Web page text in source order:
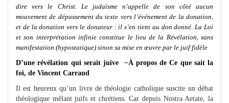
dire vers le Christ. Le judaïsme n’appelle de son côté aucun
mouvement de dépassement du texte vers l’événement de la donation,
et de la donation vers le donateur : il s’en tient au don donné. La Loi
et son interprétation infinie constitue le lieu de la Révélation, sans
manifestation (hypostatique) sinon sa mise en œuvre par le juif fidèle
D’une révélation qui serait juive −À propos de Ce que sait la
foi, de Vincent Carraud
Il est heureux qu’un livre de théologie catholique suscite un débat
théologique mêlant juifs et chrétiens. Car depuis Nostra Aetate, la